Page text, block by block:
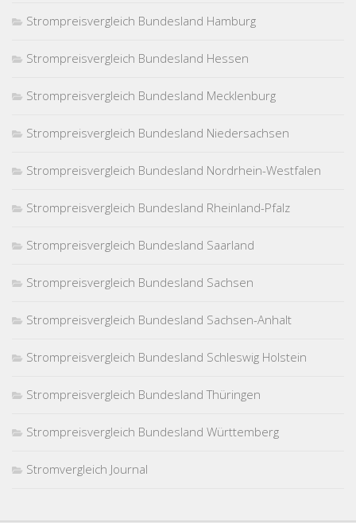
Strompreisvergleich Bundesland Hamburg
Strompreisvergleich Bundesland Hessen
Strompreisvergleich Bundesland Mecklenburg
Strompreisvergleich Bundesland Niedersachsen
Strompreisvergleich Bundesland Nordrhein-Westfalen
Strompreisvergleich Bundesland Rheinland-Pfalz
Strompreisvergleich Bundesland Saarland
Strompreisvergleich Bundesland Sachsen
Strompreisvergleich Bundesland Sachsen-Anhalt
Strompreisvergleich Bundesland Schleswig Holstein
Strompreisvergleich Bundesland Thüringen
Strompreisvergleich Bundesland Württemberg
Stromvergleich Journal